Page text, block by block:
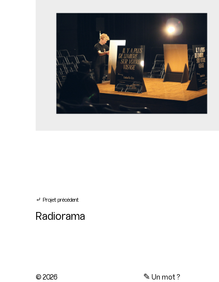
⤶ Projet précédent
Radiorama
© 2026 ✎Un mot ?